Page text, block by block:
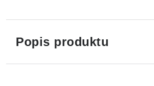
Popis produktu